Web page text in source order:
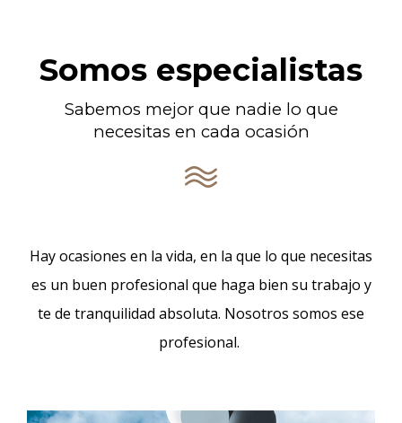
Somos especialistas
Sabemos mejor que nadie lo que
necesitas en cada ocasión
Hay ocasiones en la vida, en la que lo que necesitas
es un buen profesional que haga bien su trabajo y
te de tranquilidad absoluta. Nosotros somos ese
profesional.